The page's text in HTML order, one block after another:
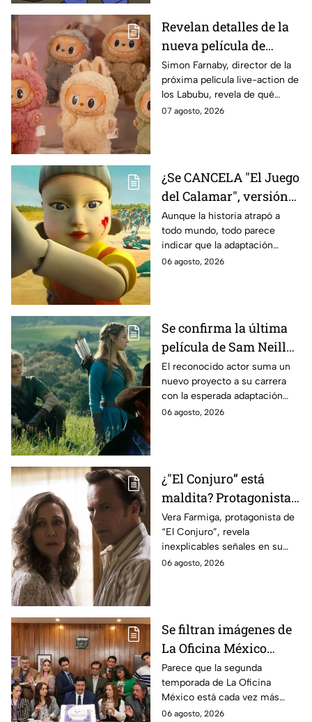
Revelan detalles de la
nueva película de
Labubu: de qué tratará
y cuándo se estrena
Simon Farnaby, director de la
próxima película live-action de
los Labubu, revela de qué
tratará la cinta. Aquí te
07 agosto, 2026
¿Se CANCELA "El Juego
del Calamar", versión
Estados Unidos? Esto
es lo que se sabe al
momento
Aunque la historia atrapó a
todo mundo, todo parece
indicar que la adaptación
podría ser cancelada:
06 agosto, 2026
Se confirma la última
película de Sam Neill
antes de morir: esto es
lo que se sabe hasta
ahora
El reconocido actor suma un
nuevo proyecto a su carrera
con la esperada adaptación
cinematográfica del popular
06 agosto, 2026
¿"El Conjuro” está
maldita? Protagonista
revela INQUIETANTES
señales en su cuerpo
durante la grabación de
la película
Vera Farmiga, protagonista de
“El Conjuro”, revela
inexplicables señales en su
cuerpo durante el rodaje de la
06 agosto, 2026
Se filtran imágenes de
La Oficina México
temporada 2 y un
detalle desata teorías
entre los fans
Parece que la segunda
temporada de La Oficina
México está cada vez más
cerca, pues el elenco ya se
06 agosto, 2026